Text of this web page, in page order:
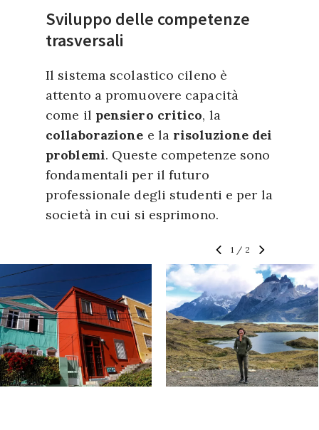
collaborazioni con anziani e
custodi della cultura, che
trasmettono oralmente storie e
tradizioni alle nuove
generazioni.
Sviluppo delle competenze
trasversali
Il sistema scolastico cileno è
attento a promuovere capacità
come il pensiero critico, la
collaborazione e la risoluzione dei
problemi. Queste competenze sono
fondamentali per il futuro
professionale degli studenti e per la
società in cui si esprimono.
1 / 2